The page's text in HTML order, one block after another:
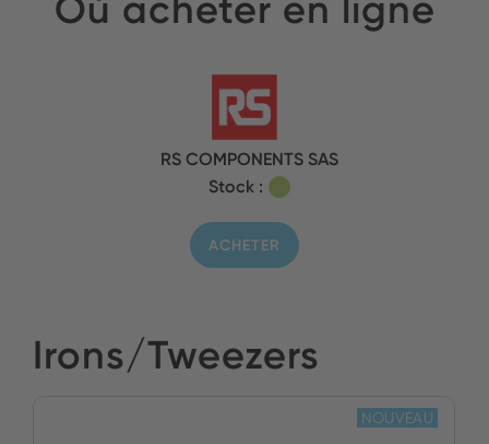
RS COMPONENTS SAS
Stock :
ACHETER
Irons/Tweezers
NOUVEAU